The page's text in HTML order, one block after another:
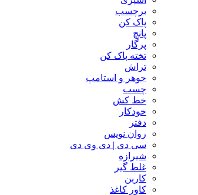
برچسب
پاک کن
پانچ
پرگار
تخته پاک کن
تراش
جوهر و استامپ
چسب
خط کش
خودکار
دفتر
روان نویس
سی دی | دی وی دی
شیرازه
غلط گیر
کاربن
کاور کاغذ